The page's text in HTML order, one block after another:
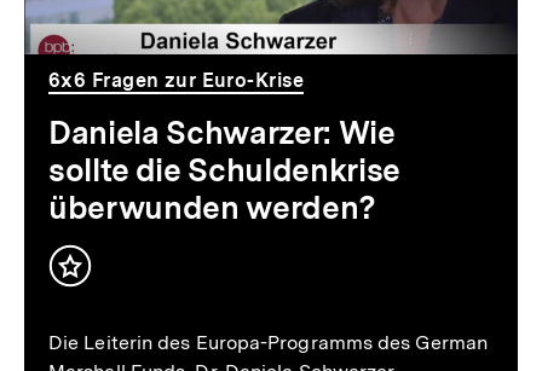
Schuldenkrise
überwunden
werden?
6x6 Fragen zur Euro-Krise
Daniela Schwarzer: Wie
sollte die Schuldenkrise
überwunden werden?
Inhalt
Die Leiterin des Europa-Programms des German